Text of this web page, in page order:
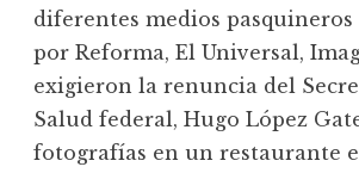
diferentes medios pasquineros
por Reforma, El Universal,
exigieron la renuncia del
Salud federal, Hugo López
fotografías en un restaurante